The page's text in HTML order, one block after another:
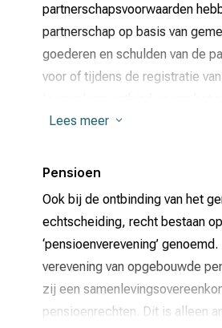
bekeken of de andere
gedeeltelijk) in die behoefte te
een partij om de behoefte van
Lees hier meer over
partnerschapsvoorwaarden
partnerschap op basis van
goederen en schulden van de
voor of tijdens de registratie
goederen 50/50 worden
schulden niet in die
geval bij ‘verknochte goederen
alleen in de gemeenschap
tegen verzet. In gewoon
zodanig verbonden zijn met
als het ware blijft ‘kleven’ aan
Ook goederen waarvan bij
Lees meer 3
Pensioen
Ook bij de ontbinding van het
echtscheiding, recht bestaan
‘pensioenverevening’
verevening van opgebouwde
zij een
pensioenrechten. Dit is alleen